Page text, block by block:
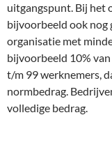
uitgangspunt. Bij het
bijvoorbeeld ook nog
organisatie met
bijvoorbeeld 10%
t/m 99 werknemers,
normbedrag.
volledige bedrag.